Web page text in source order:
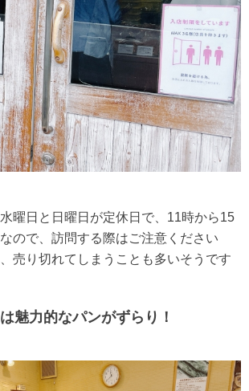
曜日と日曜日が定休日で、11時から15
ので、訪問する際はご注意ください
売り切れてしまうことも多いそうです
魅力的なパンがずらり！